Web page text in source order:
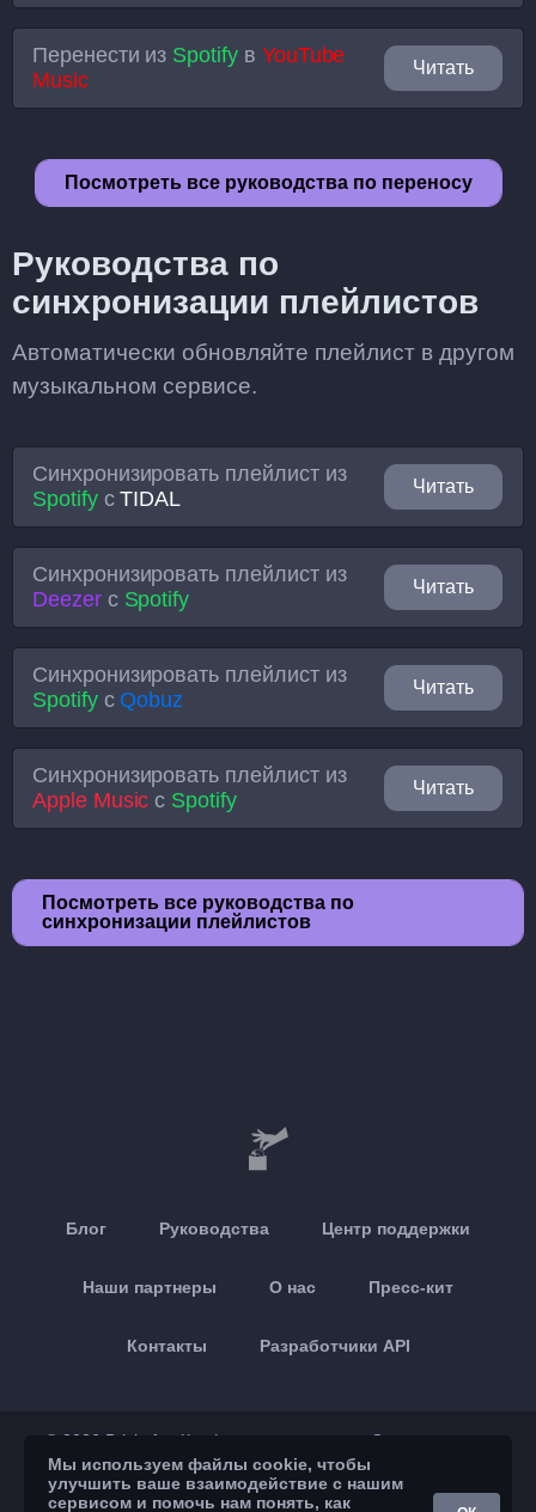
Перенести из Spotifyв YouTube
Music
Читать
Посмотреть все руководства по переносу
Руководства по
синхронизации плейлистов
Автоматически обновляйте плейлист в другом
музыкальном сервисе.
Синхронизировать плейлист из
SpotifyсTIDAL
Читать
Синхронизировать плейлист из
Deezerс Spotify
Читать
Синхронизировать плейлист из
Spotifyс Qobuz
Читать
Синхронизировать плейлист из
Apple Music с Spotify
Читать
Посмотреть все руководства по
синхронизации плейлистов
Блог Руководства Центр поддержки
Наши партнеры О нас Пресс-кит
Контакты Разработчики API
© 2026 Brickoft Конфиденциальность Статус сервиса
App Store Google Play
Мы используем файлы cookie, чтобы
улучшить ваше взаимодействие с нашим
сервисом и помочь нам понять, как